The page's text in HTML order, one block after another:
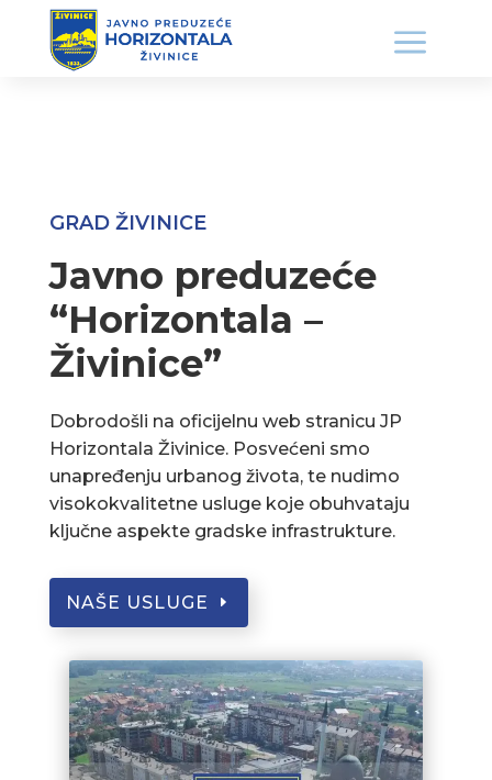
GRAD ŽIVINICE
Javno preduzeće
“Horizontala –
Živinice”
Dobrodošli na oficijelnu web stranicu JP
Horizontala Živinice. Posvećeni smo
unapređenju urbanog života, te nudimo
visokokvalitetne usluge koje obuhvataju
ključne aspekte gradske infrastrukture.
NAŠE USLUGE